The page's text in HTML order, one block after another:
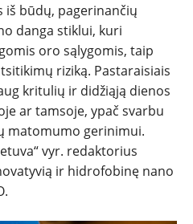
iš būdų, pagerinančių
danga stiklui, kuri
oro sąlygomis, taip
riziką. Pastaraisiais
kritulių ir didžiąją dienos
ar tamsoje, ypač svarbu
matomumo gerinimui.
vyr. redaktorius
ir hidrofobinę nano